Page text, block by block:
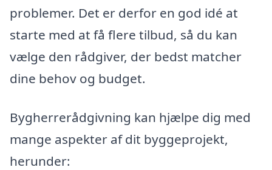
problemer. Det er derfor en god idé at
starte med at få flere tilbud, så du kan
vælge den rådgiver, der bedst matcher
dine behov og budget.
Bygherrerådgivning kan hjælpe dig med
mange aspekter af dit byggeprojekt,
herunder: